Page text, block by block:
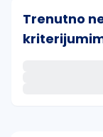
Trenutno